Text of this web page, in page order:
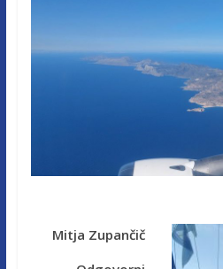
Mitja Zupančič